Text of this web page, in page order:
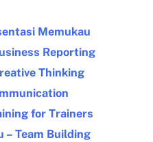
Memukau
Reporting
Thinking
for Trainers
– Team Building